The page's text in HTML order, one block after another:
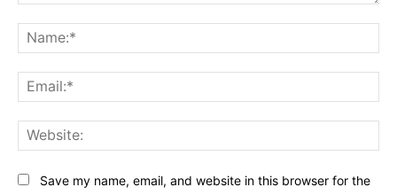
Save my name, email, and website in this browser for the